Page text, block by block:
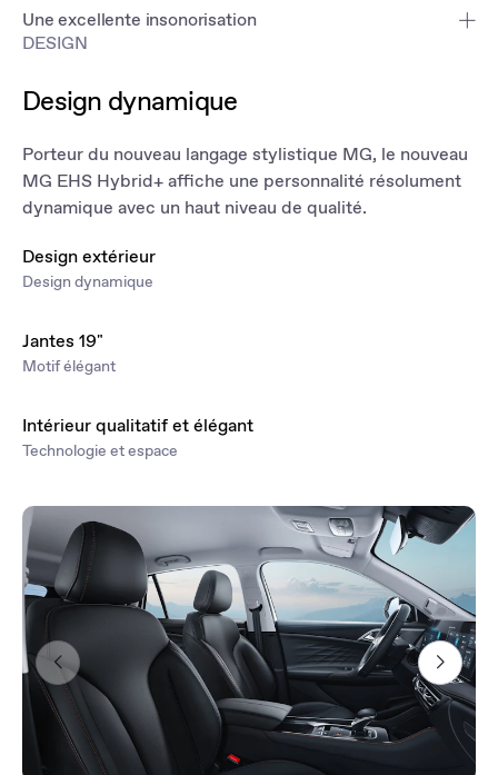
Une excellente insonorisation
conduite en mode 100% électrique. Les longs voyages sont une
DESIGN
Design dynamique
Porteur du nouveau langage stylistique MG, le nouveau
MG EHS Hybrid+ affiche une personnalité résolument
dynamique avec un haut niveau de qualité.
Design extérieur
Design dynamique
Jantes 19"
Motif élégant
Intérieur qualitatif et élégant
Technologie et espace